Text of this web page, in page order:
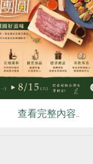
RPET 食譜
食安 共同購買
查看完整內容..